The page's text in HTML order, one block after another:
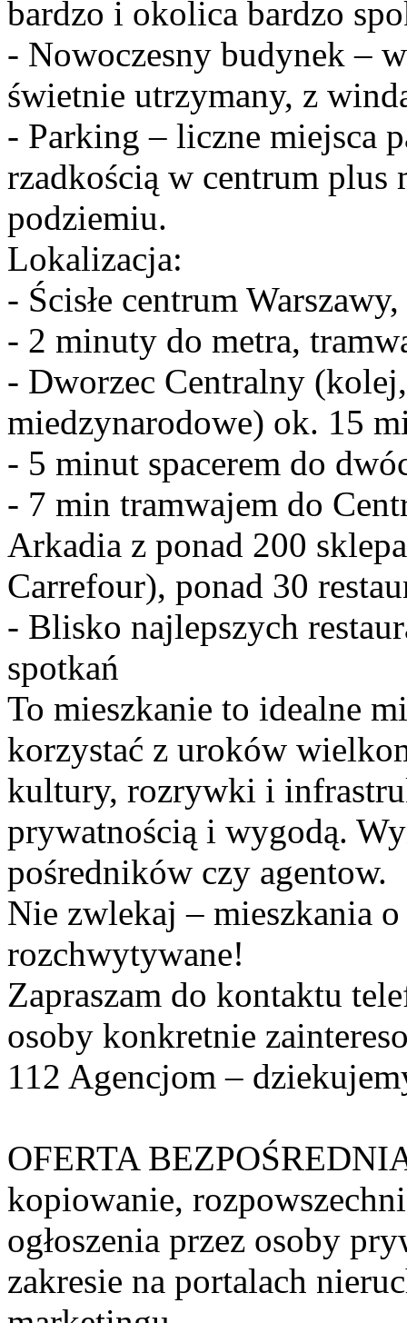
bardzo i okolica bardzo
- Nowoczesny budynek –
świetnie utrzymany, z
- Parking – liczne miejsca
rzadkością w centrum
podziemiu.
Lokalizacja:
- Ścisłe centrum
- 2 minuty do metra,
- Dworzec Centralny
miedzynarodowe) ok. 15
- 5 minut spacerem do
- 7 min tramwajem do
Arkadia z ponad 200
Carrefour), ponad 30
- Blisko najlepszych
spotkań
To mieszkanie to idealne
korzystać z uroków
kultury, rozrywki i
prywatnością i wygodą.
pośredników czy agentow.
Nie zwlekaj – mieszkania
rozchwytywane!
Zapraszam do kontaktu
osoby konkretnie
112 Agencjom –
OFERTA
kopiowanie,
ogłoszenia przez osoby
zakresie na portalach